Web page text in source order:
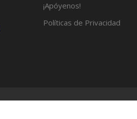
¡Apóyenos!
Políticas de Privacidad